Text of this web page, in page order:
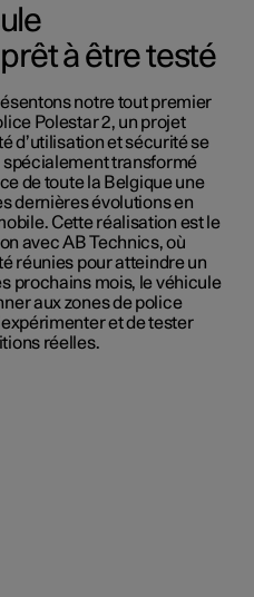
à être testé
notre tout premier
Polestar 2, un projet
d’utilisation et sécurité se
spécialement transformé
de toute la Belgique une
dernières évolutions en
Cette réalisation est le
avec AB Technics, où
réunies pour atteindre un
prochains mois, le véhicule
aux zones de police
et de tester
réelles.